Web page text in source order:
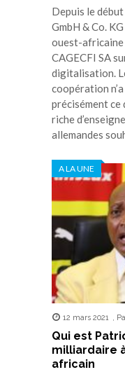
Depuis le
GmbH & Co.
ouest-
CAGECFI SA
digitalisation.
coopération
précisément ce
riche
allemandes
A LA UNE
12 mars 2021 ,
Qui est
milliardaire
africain